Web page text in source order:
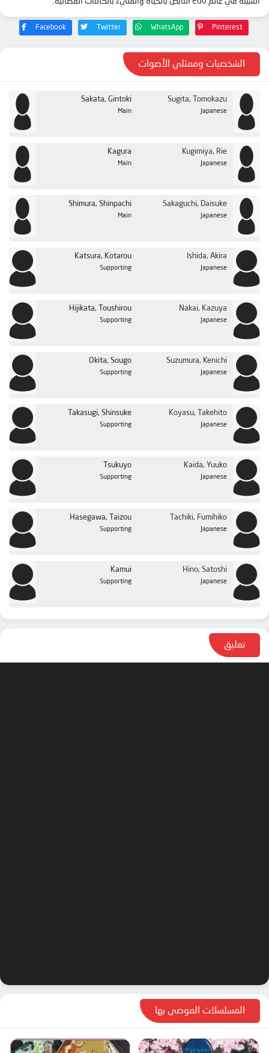
الحلقة 24
الحلقة 26
الحلقة 28
الحلقة 29
الحلقة 30
الحلقة 31
الحلقة 33
الحلقة 34
الحلقة 36
الحلقة 37
الحلقة 38
الحلقة 39
الحلقة 41
الحلقة 42
الحلقة 43
الحلقة 44
الحلقة 45
الحلقة 46
الحلقة 47
الحلقة 49
الحلقة 50
الحلقة 51
Facebook Twitter WhatsApp Pinterest
الشخصيات وممثلي الأصوات
Sakata, Gintoki
Main
Sugita, Tomokazu
Japanese
Kagura
Main
Kugimiya, Rie
Japanese
Shimura, Shinpachi
Main
Sakaguchi, Daisuke
Japanese
Katsura, Kotarou
Supporting
Ishida, Akira
Japanese
Hijikata, Toushirou
Supporting
Nakai, Kazuya
Japanese
Okita, Sougo
Supporting
Suzumura, Kenichi
Japanese
Takasugi, Shinsuke
Supporting
Koyasu, Takehito
Japanese
Tsukuyo
Supporting
Kaida, Yuuko
Japanese
Hasegawa, Taizou
Supporting
Tachiki, Fumihiko
Japanese
Kamui
Supporting
Hino, Satoshi
Japanese
تعليق
المسلسلات الموصى بها